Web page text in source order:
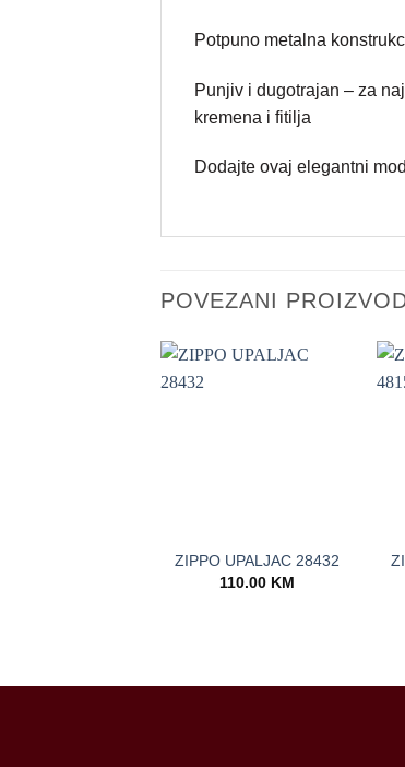
Potpuno metalna
Punjiv i dugotrajan – za
kremena i fitilja
Dodajte ovaj elegantni
POVEZANI
ZIPPO UPALJAC 28432
110.00 KM